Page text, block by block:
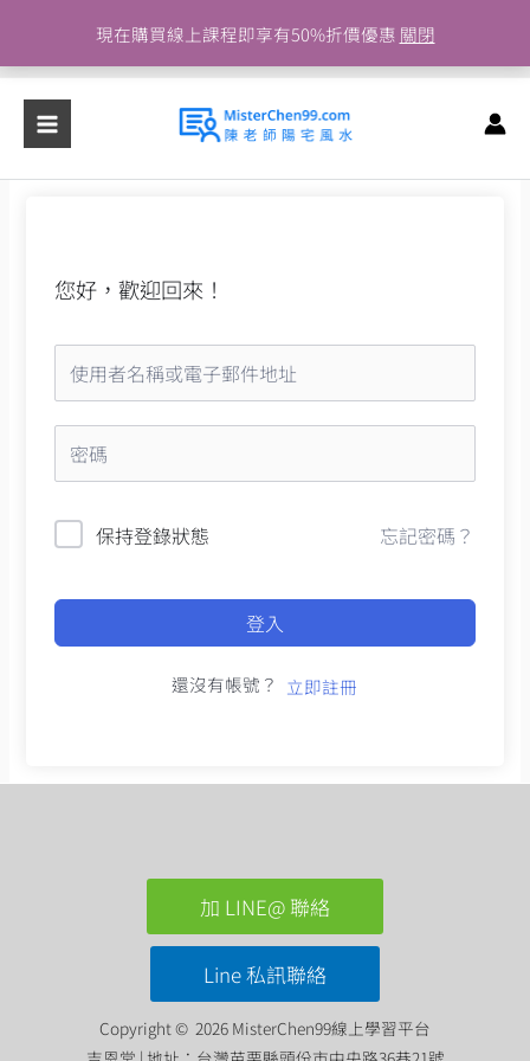
現在購買線上課程即享有50%折價優惠 關閉
主
容
您好，歡迎回來！
保持登錄狀態 忘記密碼？
登入
還沒有帳號？ 立即註冊
加 LINE@ 聯絡
Line 私訊聯絡
Copyright © 2026 MisterChen99線上學習平台